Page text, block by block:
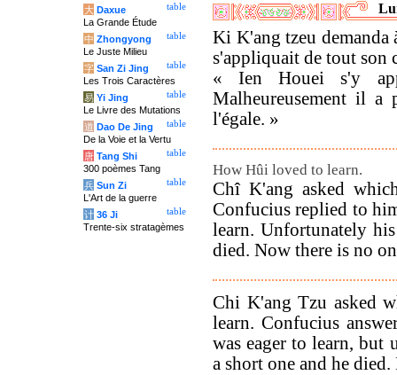
Ki K'ang tzeu demanda
s'appliquait de tout son
« Ien Houei s'y
Malheureusement il a
l'égale. »
How Hûi loved to learn.
Chî K'ang asked
Confucius replied to
learn. Unfortunately
died. Now there is no
Chi K'ang Tzu asked
learn. Confucius
was eager to learn, but
a short one and he
table
大 Daxue
La Grande Étude
table
中 Zhongyong
Le Juste Milieu
table
字 San Zi Jing
Les Trois Caractères
table
易 Yi Jing
Le Livre des Mutations
table
道 Dao De Jing
De la Voie et la Vertu
table
唐 Tang Shi
300 poèmes Tang
table
兵 Sun Zi
L'Art de la guerre
table
计 36 Ji
Trente-six stratagèmes